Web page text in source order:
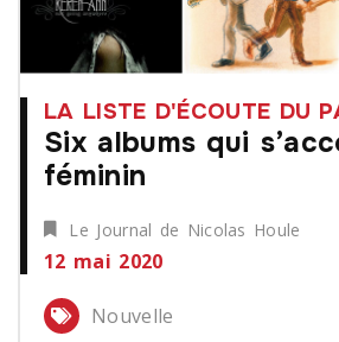
LA LISTE D'ÉCOUTE DU
Six albums qui
féminin
Le Journal de Nicolas Houle
12 mai 2020
Nouvelle